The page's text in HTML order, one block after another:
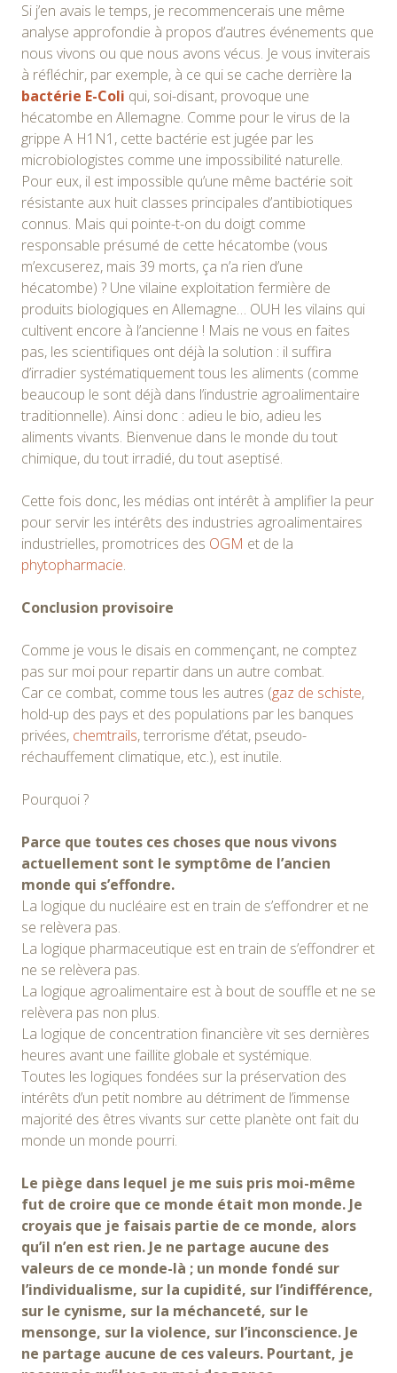
Si j’en avais le temps, je recommencerais une même
analyse approfondie à propos d’autres événements que
nous vivons ou que nous avons vécus. Je vous inviterais
à réfléchir, par exemple, à ce qui se cache derrière la
bactérie E-Coli qui, soi-disant, provoque une
hécatombe en Allemagne. Comme pour le virus de la
grippe A H1N1, cette bactérie est jugée par les
microbiologistes comme une impossibilité naturelle.
Pour eux, il est impossible qu’une même bactérie soit
résistante aux huit classes principales d’antibiotiques
connus. Mais qui pointe-t-on du doigt comme
responsable présumé de cette hécatombe (vous
m’excuserez, mais 39 morts, ça n’a rien d’une
hécatombe) ? Une vilaine exploitation fermière de
produits biologiques en Allemagne… OUH les vilains qui
cultivent encore à l’ancienne ! Mais ne vous en faites
pas, les scientifiques ont déjà la solution : il suffira
d’irradier systématiquement tous les aliments (comme
beaucoup le sont déjà dans l’industrie agroalimentaire
traditionnelle). Ainsi donc : adieu le bio, adieu les
aliments vivants. Bienvenue dans le monde du tout
chimique, du tout irradié, du tout aseptisé.
Cette fois donc, les médias ont intérêt à amplifier la peur
pour servir les intérêts des industries agroalimentaires
industrielles, promotrices des OGM et de la
phytopharmacie.
Conclusion provisoire
Comme je vous le disais en commençant, ne comptez
pas sur moi pour repartir dans un autre combat.
Car ce combat, comme tous les autres (gaz de schiste,
hold-up des pays et des populations par les banques
privées, chemtrails, terrorisme d’état, pseudo-
réchauffement climatique, etc.), est inutile.
Pourquoi ?
Parce que toutes ces choses que nous vivons
actuellement sont le symptôme de l’ancien
monde qui s’effondre.
La logique du nucléaire est en train de s’effondrer et ne
se relèvera pas.
La logique pharmaceutique est en train de s’effondrer et
ne se relèvera pas.
La logique agroalimentaire est à bout de souffle et ne se
relèvera pas non plus.
La logique de concentration financière vit ses dernières
heures avant une faillite globale et systémique.
Toutes les logiques fondées sur la préservation des
intérêts d’un petit nombre au détriment de l’immense
majorité des êtres vivants sur cette planète ont fait du
monde un monde pourri.
Le piège dans lequel je me suis pris moi-même
fut de croire que ce monde était mon monde. Je
croyais que je faisais partie de ce monde, alors
qu’il n’en est rien. Je ne partage aucune des
valeurs de ce monde-là ; un monde fondé sur
l’individualisme, sur la cupidité, sur l’indifférence,
sur le cynisme, sur la méchanceté, sur le
mensonge, sur la violence, sur l’inconscience. Je
ne partage aucune de ces valeurs. Pourtant, je